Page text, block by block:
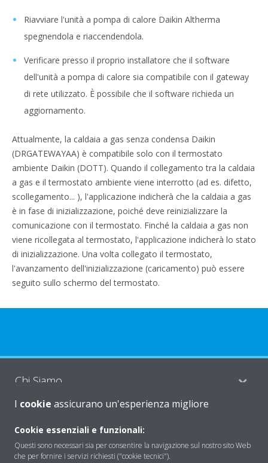
Riavviare l'unità a pompa di calore Daikin Altherma
spegnendola e riaccendendola.
Verificare presso il proprio installatore che il software
dell'unità a pompa di calore sia compatibile con il gateway
di rete utilizzato. È possibile che il software richieda un
aggiornamento.
Attualmente, la caldaia a gas senza condensa Daikin
(DRGATEWAYAA) è compatibile solo con il termostato
ambiente Daikin (DOTT). Quando il collegamento tra la caldaia
a gas e il termostato ambiente viene interrotto (ad es. difetto,
scollegamento... ), l'applicazione indicherà che la caldaia a gas
è in fase di inizializzazione, poiché deve reinizializzare la
comunicazione con il termostato. Finché la caldaia a gas non
viene ricollegata al termostato, l'applicazione indicherà lo stato
di inizializzazione. Una volta collegato il termostato,
l'avanzamento dell'inizializzazione (caricamento) può essere
seguito sullo schermo del termostato.
Chi Siamo
Soluzioni
I cookie assicurano un'esperienza migliore
Cookie essenziali e funzionali:
Questi sono necessari sia per consentire la navigazione sul nostro sito Web
che per fornire i servizi richiesti ("cookie tecnici").